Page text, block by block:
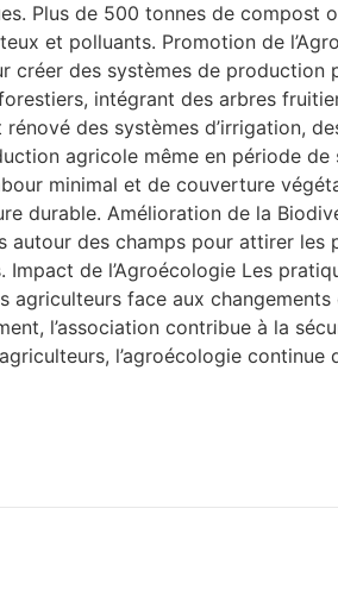
Plus de 500 tonnes de
et polluants. Promotion de
créer des systèmes de
intégrant des arbres
des systèmes d’irrigation,
agricole même en période de
minimal et de couverture
durable. Amélioration de la
des champs pour attirer
de l’Agroécologie Les
agriculteurs face aux
l’association contribue à la
l’agroécologie